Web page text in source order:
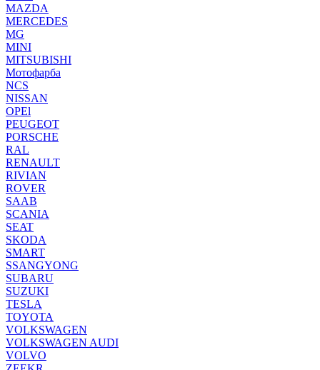
MAZDA
MERCEDES
MG
MINI
MITSUBISHI
Мотофарба
NCS
NISSAN
OPEl
PEUGEOT
PORSCHE
RAL
RENAULT
RIVIAN
ROVER
SAAB
SCANIA
SEAT
SKODA
SMART
SSANGYONG
SUBARU
SUZUKI
TESLA
TOYOTA
VOLKSWAGEN
VOLKSWAGEN AUDI
VOLVO